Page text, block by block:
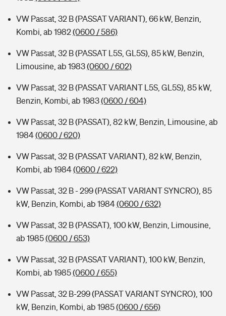
VW Passat, 32 B (PASSAT VARIANT), 66 kW, Benzin,
Kombi, ab 1982(0600 / 586)
VW Passat, 32 B (PASSAT L5S, GL5S), 85 kW, Benzin,
Limousine, ab 1983(0600 / 602)
VW Passat, 32 B (PASSAT VARIANT L5S, GL5S), 85 kW,
Benzin, Kombi, ab 1983(0600 / 604)
VW Passat, 32 B (PASSAT), 82 kW, Benzin, Limousine, ab
1984(0600 / 620)
VW Passat, 32 B (PASSAT VARIANT), 82 kW, Benzin,
Kombi, ab 1984(0600 / 622)
VW Passat, 32 B - 299 (PASSAT VARIANT SYNCRO), 85
kW, Benzin, Kombi, ab 1984(0600 / 632)
VW Passat, 32 B (PASSAT), 100 kW, Benzin, Limousine,
ab 1985(0600 / 653)
VW Passat, 32 B (PASSAT VARIANT), 100 kW, Benzin,
Kombi, ab 1985(0600 / 655)
VW Passat, 32 B-299 (PASSAT VARIANT SYNCRO), 100
kW, Benzin, Kombi, ab 1985(0600 / 656)